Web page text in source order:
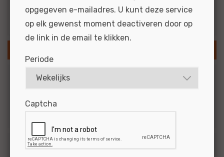
Resultaten via e-mail
Branche
Personenauto's
opgegeven e-mailadres. U kunt deze service
op elk gewenst moment deactiveren door op
de link in de email te klikken.
Periode
Captcha